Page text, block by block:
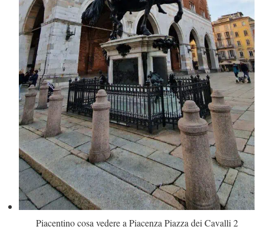
Piacentino cosa vedere a Piacenza Piazza dei Cavalli 2